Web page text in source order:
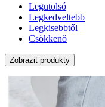
Legutolsó
Legkedveltebb
Legkisebbtől
Csökkenő
Zobrazit produkty